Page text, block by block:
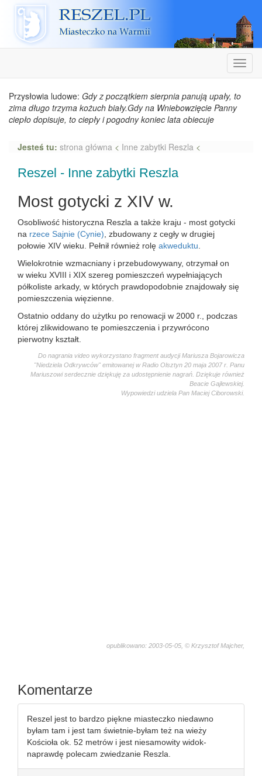
Reszel
Przysłowia ludowe: Gdy z początkiem sierpnia panują upały, to
zima długo trzyma kożuch biały.Gdy na Wniebowzięcie Panny
ciepło dopisuje, to ciepły i pogodny koniec lata obiecuje
Jesteś tu: strona główna < Inne zabytki Reszla <
Reszel - Inne zabytki Reszla
Most gotycki z XIV w.
Osobliwość historyczna Reszla a także kraju - most gotycki
na rzece Sajnie (Cynie) , zbudowany z cegły w drugiej
połowie XIV wieku. Pełnił również rolę akweduktu
Wielokrotnie wzmacniany i przebudowywany, otrzymał on
w wieku XVIII i XIX szereg pomieszczeń wypełniających
półkoliste arkady, w których prawdopodobnie znajdowały się
pomieszczenia więzienne.
Ostatnio oddany do użytku po renowacji w 2000 r., podczas
której zlikwidowano te pomieszczenia i przywrócono
pierwotny kształt.
Do nagrania video wykorzystano fragment audycji Mariusza Bojarowicza
"Niedziela Odkrywców" emitowanej w Radio Olsztyn 20 maja 2007 r. Panu
Mariuszowi serdecznie dziękuję za udostępnienie nagrań. Dziękuje również
Beacie Gajlewskiej.
Wypowiedzi udziela Pan Maciej Ciborowski.
opublikowano: 2003-05-05, © Krzysztof Majcher,
Komentarze
Reszel jest to bardzo piękne miasteczko niedawno
byłam tam i jest tam świetnie-byłam też na wieży
Kościoła ok. 52 metrów i jest niesamowity widok-
naprawdę polecam zwiedzanie Reszla.